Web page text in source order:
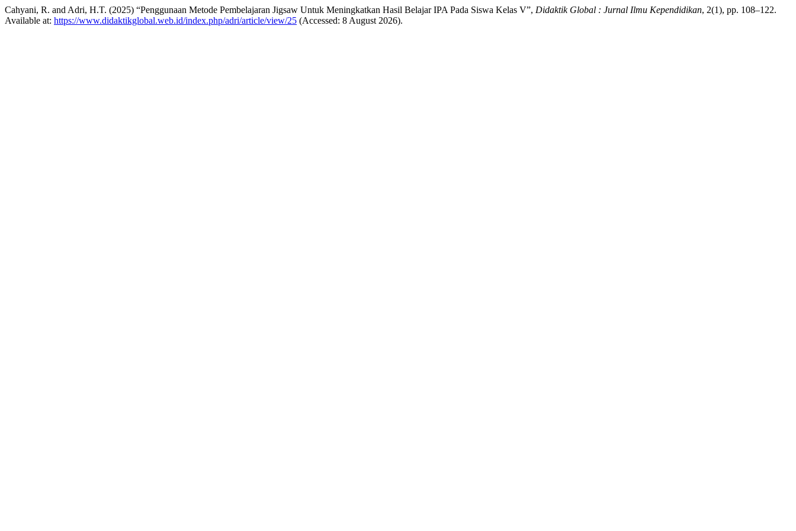
Cahyani, R. and Adri, H.T. (2025) “Penggunaan Metode Pembelajaran Jigsaw Untuk Meningkatkan Hasil Belajar IPA Pada Siswa Kelas V”, Didaktik Global : Jurnal Ilmu Kependidikan, 2(1), pp. 108–122.
Available at: https://www.didaktikglobal.web.id/index.php/adri/article/view/25 (Accessed: 8 August 2026).